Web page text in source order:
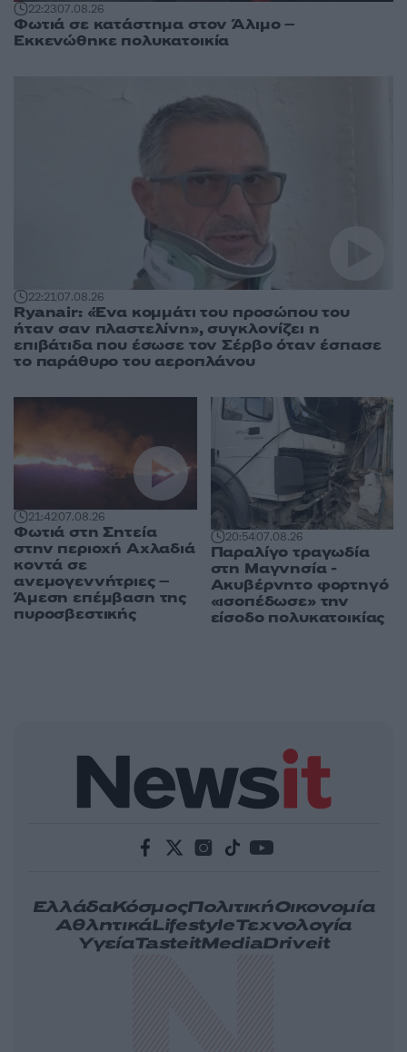
22:2307.08.26
Φωτιά σε κατάστημα στον Άλιμο –
Εκκενώθηκε πολυκατοικία
22:2107.08.26
Ryanair: «Ένα κομμάτι του προσώπου του
ήταν σαν πλαστελίνη», συγκλονίζει η
επιβάτιδα που έσωσε τον Σέρβο όταν έσπασε
το παράθυρο του αεροπλάνου
21:4207.08.26
Φωτιά στη Σητεία
στην περιοχή Αχλαδιά
κοντά σε
ανεμογεννήτριες –
Άμεση επέμβαση της
πυροσβεστικής
20:5407.08.26
Παραλίγο τραγωδία
στη Μαγνησία -
Ακυβέρνητο φορτηγό
«ισοπέδωσε» την
είσοδο πολυκατοικίας
ΕλλάδαΚόσμοςΠολιτικήΟικονομία
ΑθλητικάLifestyleΤεχνολογία
ΥγείαTasteitMediaDriveit